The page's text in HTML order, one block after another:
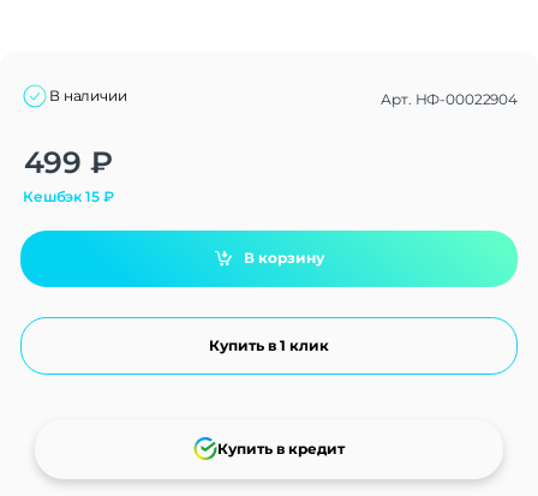
В наличии Арт. НФ-00022904
499 ₽
Кешбэк15₽
В корзину
Купить в 1 клик
Купить в кредит
Alternative: